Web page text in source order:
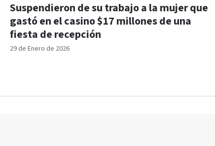
29 de Enero de 2026
Suspendieron de su trabajo a la mujer que
gastó en el casino $17 millones de una
fiesta de recepción